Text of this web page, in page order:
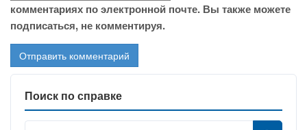
комментариях по электронной почте. Вы также можете
подписаться, не комментируя.
Поиск по справке